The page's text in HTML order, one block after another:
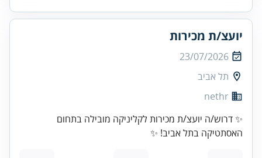
יועצ/ת מכירות
23/07/2026
תל אביב
nethr
✨ דרוש/ה יועצ/ת מכירות לקליניקה מובילה בתחום
האסתטיקה בתל אביב! ✨